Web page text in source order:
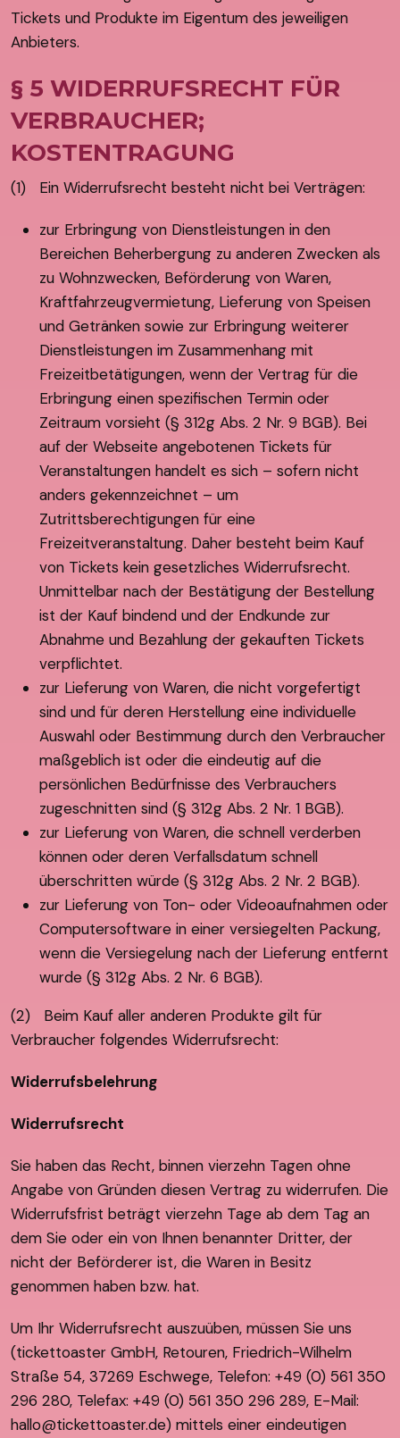
Tickets und Produkte im Eigentum des jeweiligen
Anbieters.
§ 5 WIDERRUFSRECHT FÜR
VERBRAUCHER;
KOSTENTRAGUNG
(1) Ein Widerrufsrecht besteht nicht bei Verträgen:
zur Erbringung von Dienstleistungen in den
Bereichen Beherbergung zu anderen Zwecken als
zu Wohnzwecken, Beförderung von Waren,
Kraftfahrzeugvermietung, Lieferung von Speisen
und Getränken sowie zur Erbringung weiterer
Dienstleistungen im Zusammenhang mit
Freizeitbetätigungen, wenn der Vertrag für die
Erbringung einen spezifischen Termin oder
Zeitraum vorsieht (§ 312g Abs. 2 Nr. 9 BGB). Bei
auf der Webseite angebotenen Tickets für
Veranstaltungen handelt es sich – sofern nicht
anders gekennzeichnet – um
Zutrittsberechtigungen für eine
Freizeitveranstaltung. Daher besteht beim Kauf
von Tickets kein gesetzliches Widerrufsrecht.
Unmittelbar nach der Bestätigung der Bestellung
ist der Kauf bindend und der Endkunde zur
Abnahme und Bezahlung der gekauften Tickets
verpflichtet.
zur Lieferung von Waren, die nicht vorgefertigt
sind und für deren Herstellung eine individuelle
Auswahl oder Bestimmung durch den Verbraucher
maßgeblich ist oder die eindeutig auf die
persönlichen Bedürfnisse des Verbrauchers
zugeschnitten sind (§ 312g Abs. 2 Nr. 1 BGB).
zur Lieferung von Waren, die schnell verderben
können oder deren Verfallsdatum schnell
überschritten würde (§ 312g Abs. 2 Nr. 2 BGB).
zur Lieferung von Ton- oder Videoaufnahmen oder
Computersoftware in einer versiegelten Packung,
wenn die Versiegelung nach der Lieferung entfernt
wurde (§ 312g Abs. 2 Nr. 6 BGB).
(2) Beim Kauf aller anderen Produkte gilt für
Verbraucher folgendes Widerrufsrecht:
Widerrufsbelehrung
Widerrufsrecht
Sie haben das Recht, binnen vierzehn Tagen ohne
Angabe von Gründen diesen Vertrag zu widerrufen. Die
Widerrufsfrist beträgt vierzehn Tage ab dem Tag an
dem Sie oder ein von Ihnen benannter Dritter, der
nicht der Beförderer ist, die Waren in Besitz
genommen haben bzw. hat.
Um Ihr Widerrufsrecht auszuüben, müssen Sie uns
(tickettoaster GmbH, Retouren, Friedrich-Wilhelm
Straße 54, 37269 Eschwege, Telefon: +49 (0) 561 350
296 280, Telefax: +49 (0) 561 350 296 289, E-Mail:
hallo@tickettoaster.de) mittels einer eindeutigen